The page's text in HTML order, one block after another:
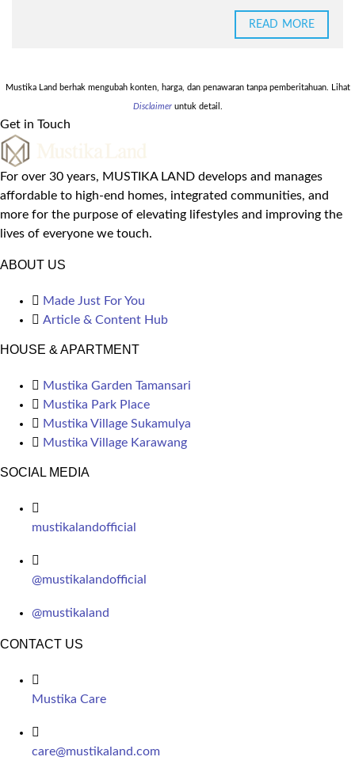
READ MORE
Mustika Land berhak mengubah konten, harga, dan penawaran tanpa pemberitahuan. Lihat
Disclaimeruntuk detail.
Get in Touch
For over 30 years, MUSTIKA LAND develops and manages
affordable to high-end homes, integrated communities, and
more for the purpose of elevating lifestyles and improving the
lives of everyone we touch.
ABOUT US
Made Just For You
Article & Content Hub
HOUSE & APARTMENT
Mustika Garden Tamansari
Mustika Park Place
Mustika Village Sukamulya
Mustika Village Karawang
SOCIAL MEDIA
mustikalandofficial
@mustikalandofficial
@mustikaland
CONTACT US
Mustika Care
care@mustikaland.com